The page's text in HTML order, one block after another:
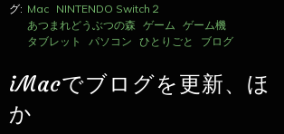
グ: Mac
NINTENDO Switch２
あつまれどうぶつの森 ゲーム ゲーム機
タブレット
パソコン ひとりごと ブログ
iMacでブログを更新、ほ
か